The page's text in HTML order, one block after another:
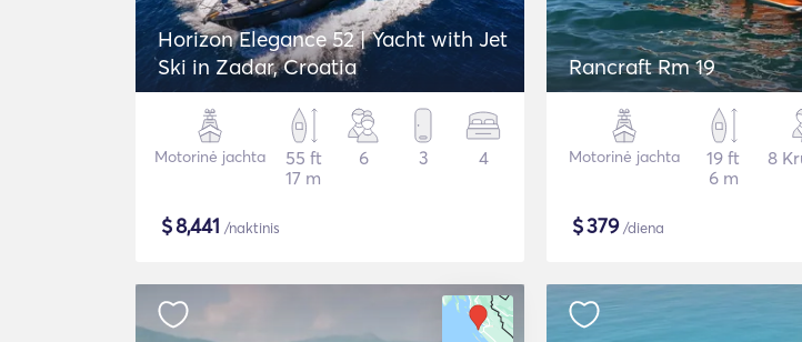
Horizon Elegance 52 | Yacht with Jet
Ski in Zadar, Croatia
Motorinė jachta
55 ft
17 m
6 3 4
$8,441 /naktinis
Rancraft Rm 19
Motorinė jachta
19 ft
6 m
8
$379/diena